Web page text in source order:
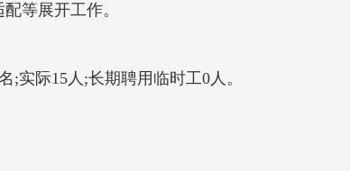
等展开工作。
;实际15人;长期聘用临时工0人。